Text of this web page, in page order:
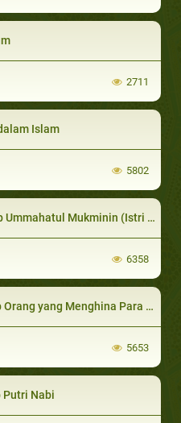
2711
Islam
5802
Mukminin (Istri Nabi SAW.)
6358
yang Menghina Para Sahabat
5653
Putri Nabi